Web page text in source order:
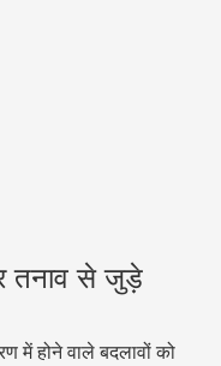
तनाव से जुड़े
में होने वाले बदलावों को